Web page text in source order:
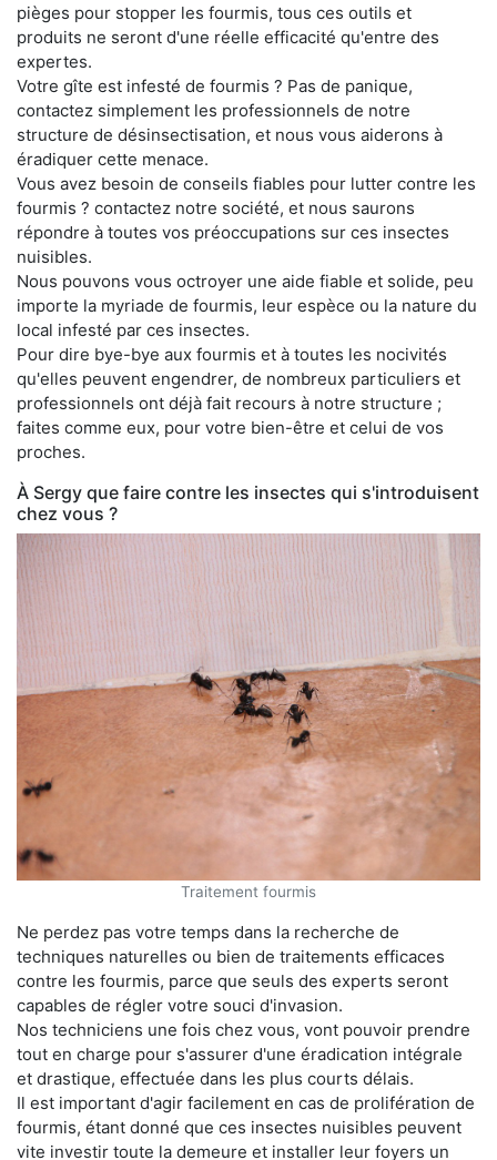
pièges pour stopper les fourmis, tous ces outils et
produits ne seront d'une réelle efficacité qu'entre des
expertes.
Votre gîte est infesté de fourmis ? Pas de panique,
contactez simplement les professionnels de notre
structure de désinsectisation, et nous vous aiderons à
éradiquer cette menace.
Vous avez besoin de conseils fiables pour lutter contre les
fourmis ? contactez notre société, et nous saurons
répondre à toutes vos préoccupations sur ces insectes
nuisibles.
Nous pouvons vous octroyer une aide fiable et solide, peu
importe la myriade de fourmis, leur espèce ou la nature du
local infesté par ces insectes.
Pour dire bye-bye aux fourmis et à toutes les nocivités
qu'elles peuvent engendrer, de nombreux particuliers et
professionnels ont déjà fait recours à notre structure ;
faites comme eux, pour votre bien-être et celui de vos
proches.
À Sergy que faire contre les insectes qui s'introduisent
chez vous ?
Traitement fourmis
Ne perdez pas votre temps dans la recherche de
techniques naturelles ou bien de traitements efficaces
contre les fourmis, parce que seuls des experts seront
capables de régler votre souci d'invasion.
Nos techniciens une fois chez vous, vont pouvoir prendre
tout en charge pour s'assurer d'une éradication intégrale
et drastique, effectuée dans les plus courts délais.
Il est important d'agir facilement en cas de prolifération de
fourmis, étant donné que ces insectes nuisibles peuvent
vite investir toute la demeure et installer leur foyers un